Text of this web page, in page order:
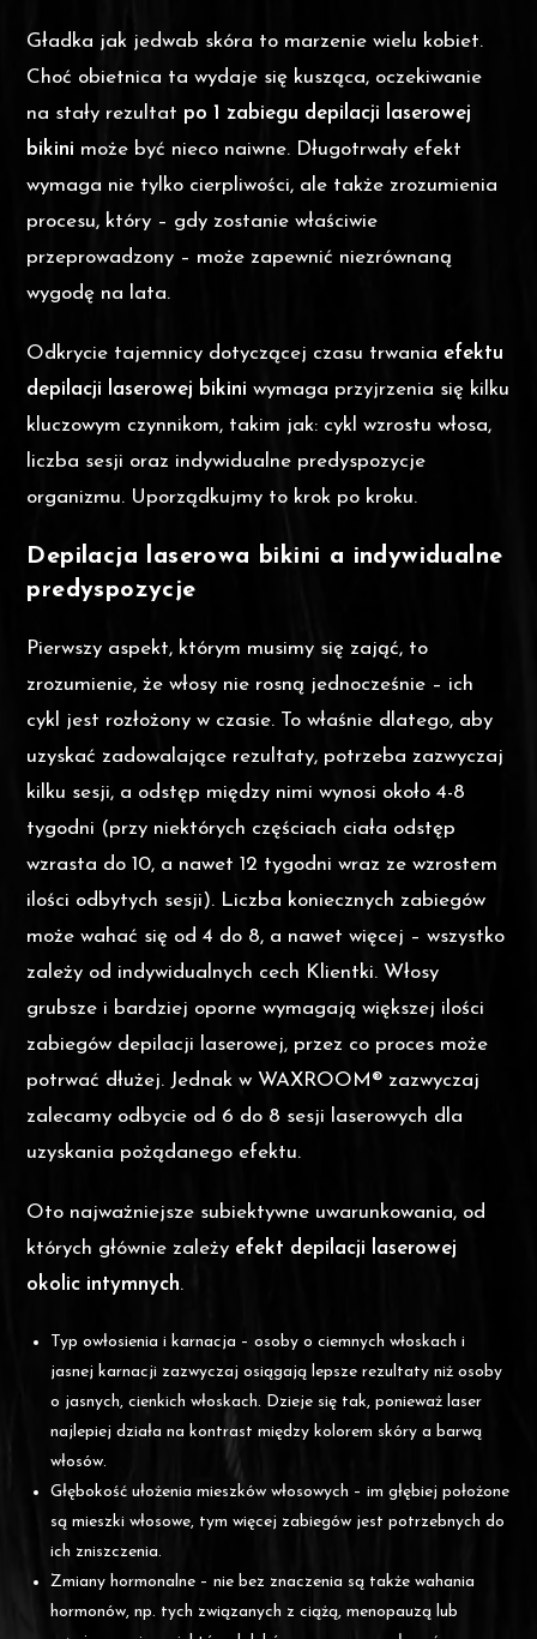
Gładka jak jedwab skóra to marzenie wielu kobiet.
Choć obietnica ta wydaje się kusząca, oczekiwanie
na stały rezultat po 1 zabiegu depilacji laserowej
bikini może być nieco naiwne. Długotrwały efekt
wymaga nie tylko cierpliwości, ale także zrozumienia
procesu, który – gdy zostanie właściwie
przeprowadzony – może zapewnić niezrównaną
wygodę na lata.
Odkrycie tajemnicy dotyczącej czasu trwania efektu
depilacji laserowej bikini wymaga przyjrzenia się kilku
kluczowym czynnikom, takim jak: cykl wzrostu włosa,
liczba sesji oraz indywidualne predyspozycje
organizmu. Uporządkujmy to krok po kroku.
Depilacja laserowa bikini a indywidualne
predyspozycje
Pierwszy aspekt, którym musimy się zająć, to
zrozumienie, że włosy nie rosną jednocześnie – ich
cykl jest rozłożony w czasie. To właśnie dlatego, aby
uzyskać zadowalające rezultaty, potrzeba zazwyczaj
kilku sesji, a odstęp między nimi wynosi około 4-8
tygodni (przy niektórych częściach ciała odstęp
wzrasta do 10, a nawet 12 tygodni wraz ze wzrostem
ilości odbytych sesji). Liczba koniecznych zabiegów
może wahać się od 4 do 8, a nawet więcej – wszystko
zależy od indywidualnych cech Klientki. Włosy
grubsze i bardziej oporne wymagają większej ilości
zabiegów depilacji laserowej, przez co proces może
potrwać dłużej. Jednak w WAXROOM® zazwyczaj
zalecamy odbycie od 6 do 8 sesji laserowych dla
uzyskania pożądanego efektu.
Oto najważniejsze subiektywne uwarunkowania, od
których głównie zależy efekt depilacji laserowej
okolic intymnych.
Typ owłosienia i karnacja – osoby o ciemnych włoskach i
jasnej karnacji zazwyczaj osiągają lepsze rezultaty niż osoby
o jasnych, cienkich włoskach. Dzieje się tak, ponieważ laser
najlepiej działa na kontrast między kolorem skóry a barwą
włosów.
Głębokość ułożenia mieszków włosowych – im głębiej położone
są mieszki włosowe, tym więcej zabiegów jest potrzebnych do
ich zniszczenia.
Zmiany hormonalne – nie bez znaczenia są także wahania
hormonów, np. tych związanych z ciążą, menopauzą lub